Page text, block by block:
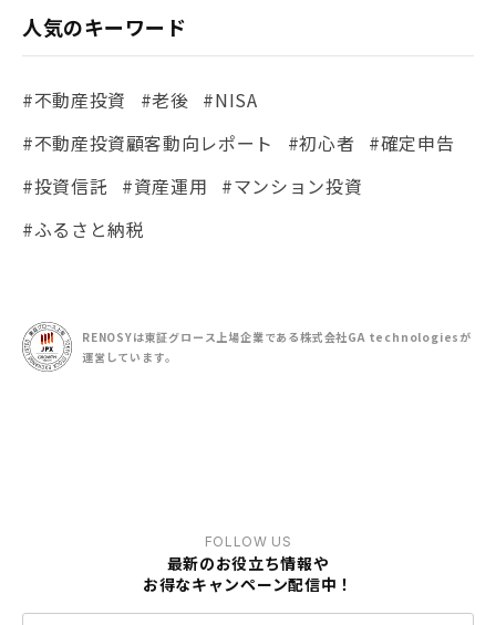
人気のキーワード
#不動産投資 #老後 #NISA
#不動産投資顧客動向レポート
#初心者
#確定申告
#投資信託
#資産運用
#マンション投資
#ふるさと納税
FOLLOW US
最新のお役立ち情報や
お得なキャンペーン配信中！
RENOSYは東証グロース上場企業である株式会社GA technologiesが
運営しています。